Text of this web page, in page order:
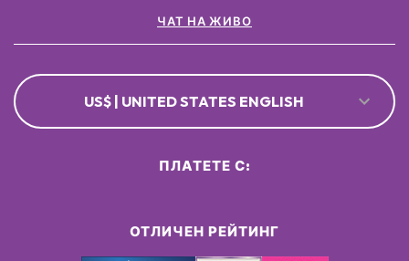
ЧАТ НА ЖИВО
US$ | UNITED STATES ENGLISH
ОТЛИЧЕН РЕЙТИНГ
ПЛАТЕТЕ С: